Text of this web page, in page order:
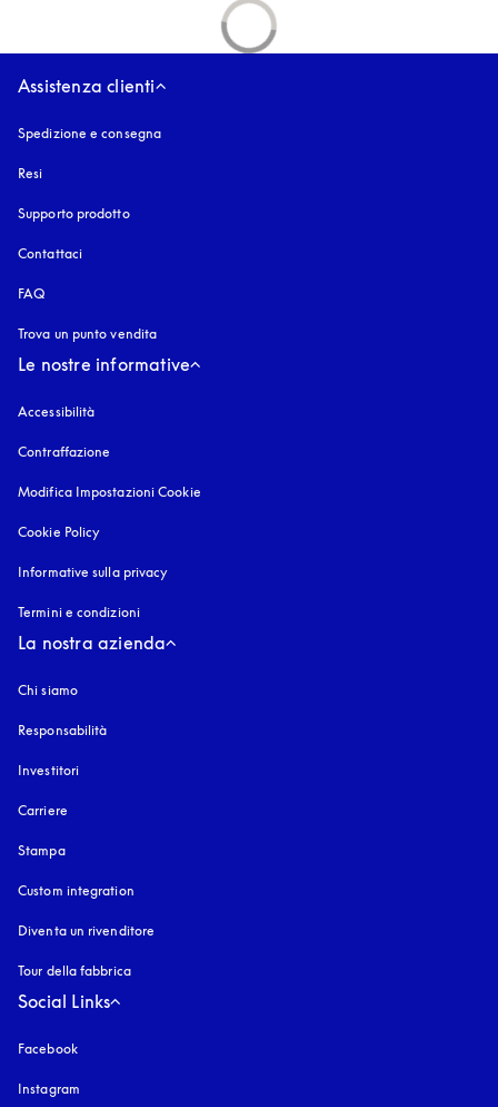
Assistenza clienti
Spedizione e consegna
Resi
Supporto prodotto
Contattaci
FAQ
Trova un punto vendita
Le nostre informative
Accessibilità
Contraffazione
Modifica Impostazioni Cookie
Cookie Policy
Informative sulla privacy
Termini e condizioni
La nostra azienda
Chi siamo
Responsabilità
Investitori
Carriere
Stampa
Custom integration
Diventa un rivenditore
Tour della fabbrica
Social Links
Facebook
Instagram